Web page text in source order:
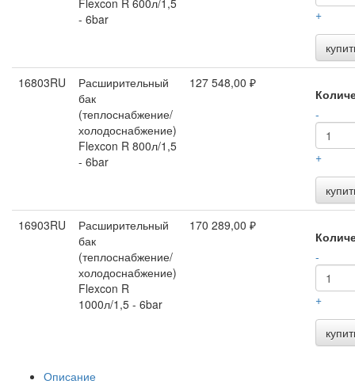
Flexcon R 600л/1,5
- 6bar
+
16803RU
Расширительный
бак
(теплоснабжение/
холодоснабжение)
Flexcon R 800л/1,5
- 6bar
127 548,00 ₽
-
+
16903RU
Расширительный
бак
(теплоснабжение/
холодоснабжение)
Flexcon R
1000л/1,5 - 6bar
170 289,00 ₽
-
+
Описание